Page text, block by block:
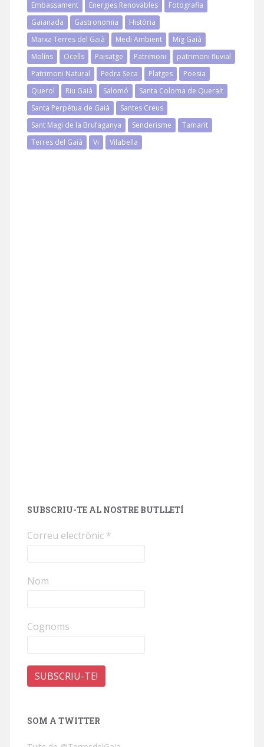
Embassament
Energies Renovables
Fotografia
Gaianada
Gastronomia
Història
Marxa Terres del Gaià
Medi Ambient
Mig Gaià
Molíns
Ocells Paisatge Patrimoni
patrimoni fluvial
Patrimoni Natural
Pedra Seca Platges
Poesia
Querol
Riu Gaià Salomó
Santa Coloma de Queralt
Santa Perpètua de Gaià
Santes Creus
Sant Magí de la Brufaganya
Senderisme
Tamarit
Terres del Gaià
Vi Vilabella
SUBSCRIU-TE AL NOSTRE BUTLLETÍ
Correu electrònic *
Nom
Cognoms
SOM A TWITTER